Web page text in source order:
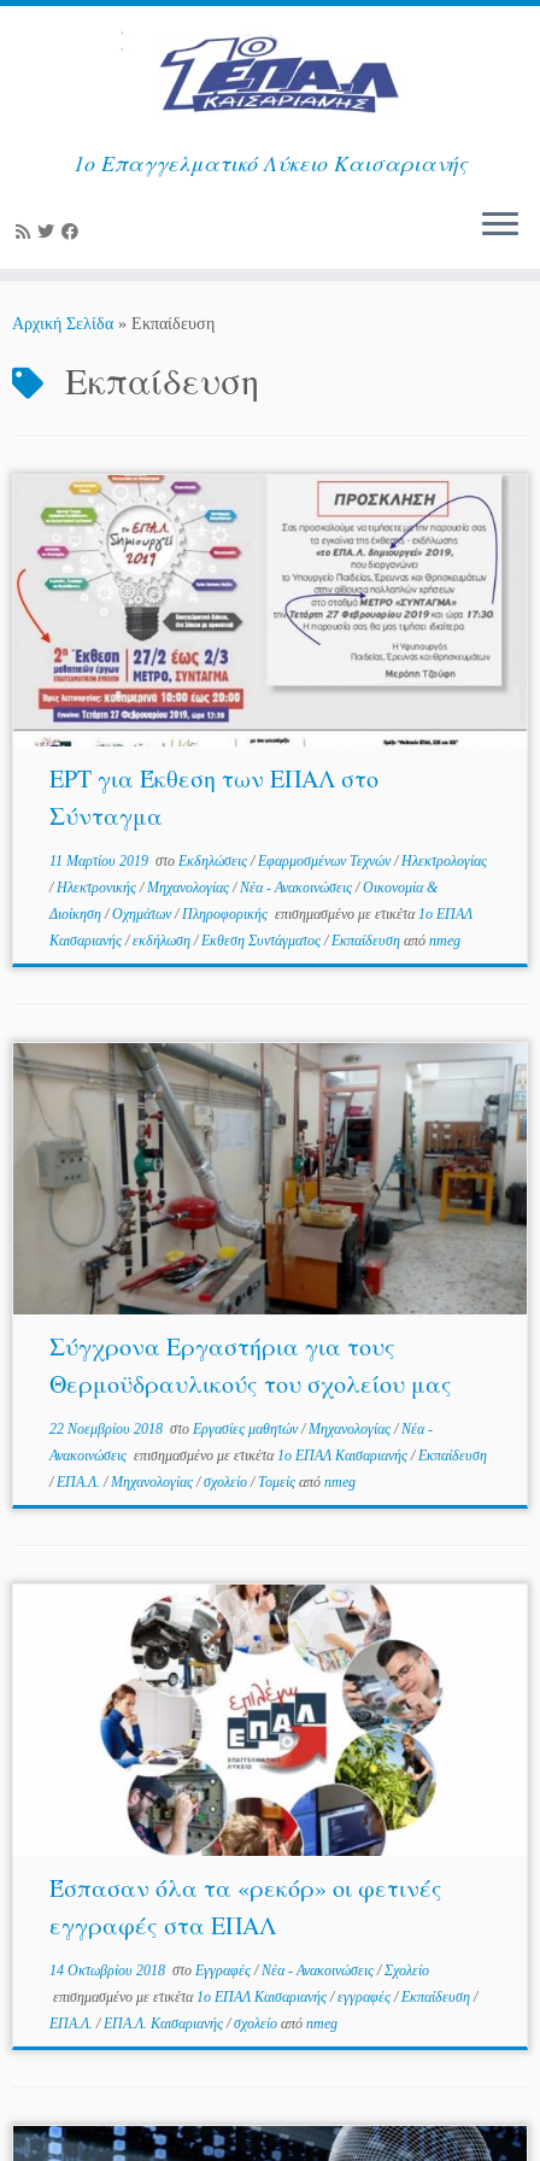
στο
1ο Επαγγελματικό Λύκειο Καισαριανής
Αρχική Σελίδα » Εκπαίδευση
Εκπαίδευση
ΕΡΤ για Έκθεση των ΕΠΑΛ στο
Σύνταγμα
11 Μαρτίου 2019στο Εκδηλώσεις/Εφαρμοσμένων Τεχνών/Ηλεκτρολογίας
/Ηλεκτρονικής/Μηχανολογίας/Νέα - Ανακοινώσεις/Οικονομία &
Διοίκηση/Οχημάτων/Πληροφορικής επισημασμένο με ετικέτα1ο ΕΠΑΛ
Καισαριανής/εκδήλωση/Εκθεση Συντάγματος/Εκπαίδευση από nmeg
Σύγχρονα Εργαστήρια για τους
Θερμοϋδραυλικούς του σχολείου μας
22 Νοεμβρίου 2018στο Εργασίες μαθητών/Μηχανολογίας/Νέα -
Ανακοινώσεις επισημασμένο με ετικέτα1ο ΕΠΑΛ Καισαριανής/Εκπαίδευση
/ΕΠΑ.Λ./Μηχανολογίας/σχολείο/Τομείς από nmeg
Έσπασαν όλα τα «ρεκόρ» οι φετινές
εγγραφές στα ΕΠΑΛ
14 Οκτωβρίου 2018στο Εγγραφές/Νέα - Ανακοινώσεις/Σχολείο
επισημασμένο με ετικέτα1ο ΕΠΑΛ Καισαριανής/εγγραφές/Εκπαίδευση/
ΕΠΑ.Λ./ΕΠΑ.Λ. Καισαριανής/σχολείο από nmeg